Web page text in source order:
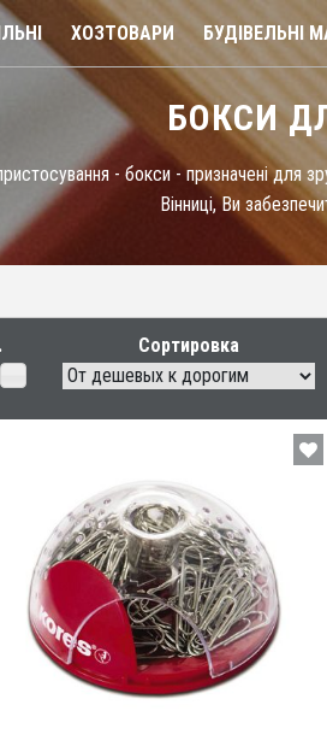
ХОЗТОВАРИ БУДІВЕЛЬНІ
БОКСИ
- бокси - призначені для
Вінниці, Ви
Сортировка